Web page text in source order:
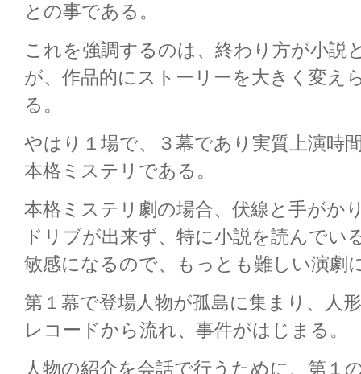
との事である。
これを強調するのは、終わり方が小説
が、作品的にストーリーを大きく変え
る。
やはり１場で、３幕であり実質上演時
本格ミステリである。
本格ミステリ劇の場合、伏線と手がか
ドリブが出来ず、特に小説を読んでい
敏感になるので、もっとも難しい演劇
第１幕で登場人物が孤島に集まり、人
レコードから流れ、事件がはじまる。
人物の紹介を会話で行うために、第１